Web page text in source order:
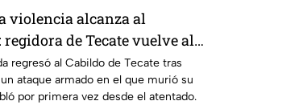
violencia alcanza al
regidora de Tecate vuelve al
sobrevivir a un ataque
regresó al Cabildo de Tecate tras
ataque armado en el que murió su
por primera vez desde el atentado.